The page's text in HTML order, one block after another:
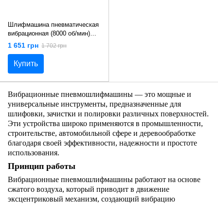
Шлифмашина пневматическая
вибрационная (8000 об/мин)
AIRKRAFT AT-7018 ()
1 651 грн 1 702 грн
Купить
Вибрационные пневмошлифмашины — это мощные и
универсальные инструменты, предназначенные для
шлифовки, зачистки и полировки различных поверхностей.
Эти устройства широко применяются в промышленности,
строительстве, автомобильной сфере и деревообработке
благодаря своей эффективности, надежности и простоте
использования.
Принцип работы
Вибрационные пневмошлифмашины работают на основе
сжатого воздуха, который приводит в движение
эксцентриковый механизм, создающий вибрацию